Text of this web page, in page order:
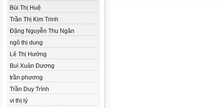
Bùi Thị Huệ
Trần Thị Kim Trinh
Đặng Nguyễn Thu Ngân
ngô thị dung
Lê Thị Hường
Buì Xuân Dương
trần phương
Trần Duy Trình
vi thị lý